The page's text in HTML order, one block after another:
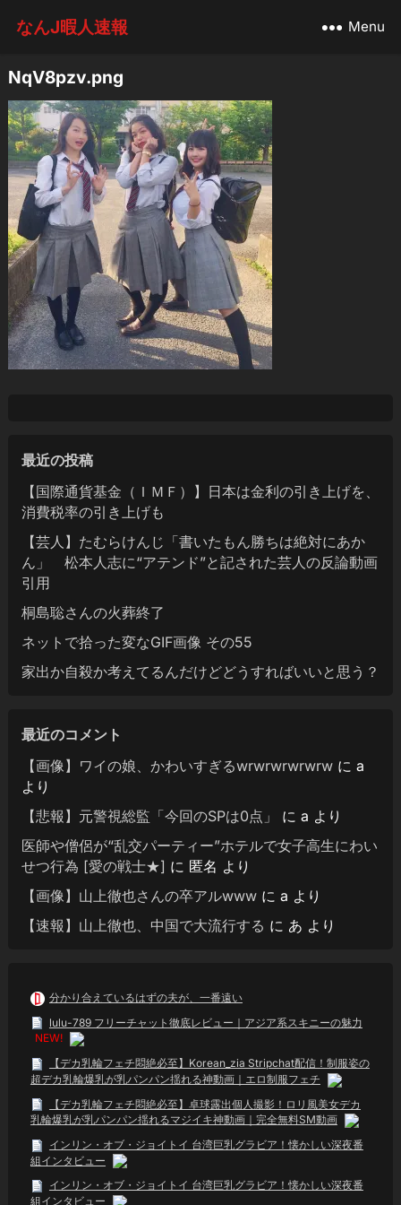
なんJ暇人速報 Menu
NqV8pzv.png
最近の投稿
【国際通貨基金（ＩＭＦ）】日本は金利の引き上げを、
消費税率の引き上げも
【芸人】たむらけんじ「書いたもん勝ちは絶対にあか
ん」 松本人志に“アテンド”と記された芸人の反論動画
引用
桐島聡さんの火葬終了
ネットで拾った変なGIF画像 その55
家出か自殺か考えてるんだけどどうすればいいと思う？
最近のコメント
【画像】ワイの娘、かわいすぎるwrwrwrwrwrwに a
より
【悲報】元警視総監「今回のSPは0点」
に a より
医師や僧侶が“乱交パーティー”ホテルで女子高生にわい
せつ行為 [愛の戦士★] に 匿名 より
【画像】山上徹也さんの卒アルwwwに a より
【速報】山上徹也、中国で大流行する に あ より
分かり合えているはずの夫が、一番遠い
lulu-789 フリーチャット徹底レビュー｜アジア系スキニーの魅力
NEW!
【デカ乳輪フェチ悶絶必至】Korean_zia Stripchat配信！制服姿の
超デカ乳輪爆乳が乳パンパン揺れる神動画｜エロ制服フェチ
【デカ乳輪フェチ悶絶必至】卓球露出個人撮影！ロリ風美女デカ
乳輪爆乳が乳パンパン揺れるマジイキ神動画｜完全無料SM動画
インリン・オブ・ジョイトイ 台湾巨乳グラビア！懐かしい深夜番
組インタビュー
インリン・オブ・ジョイトイ 台湾巨乳グラビア！懐かしい深夜番
組インタビュー